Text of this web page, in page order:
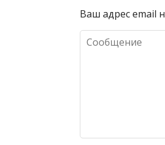
Ваш адрес email